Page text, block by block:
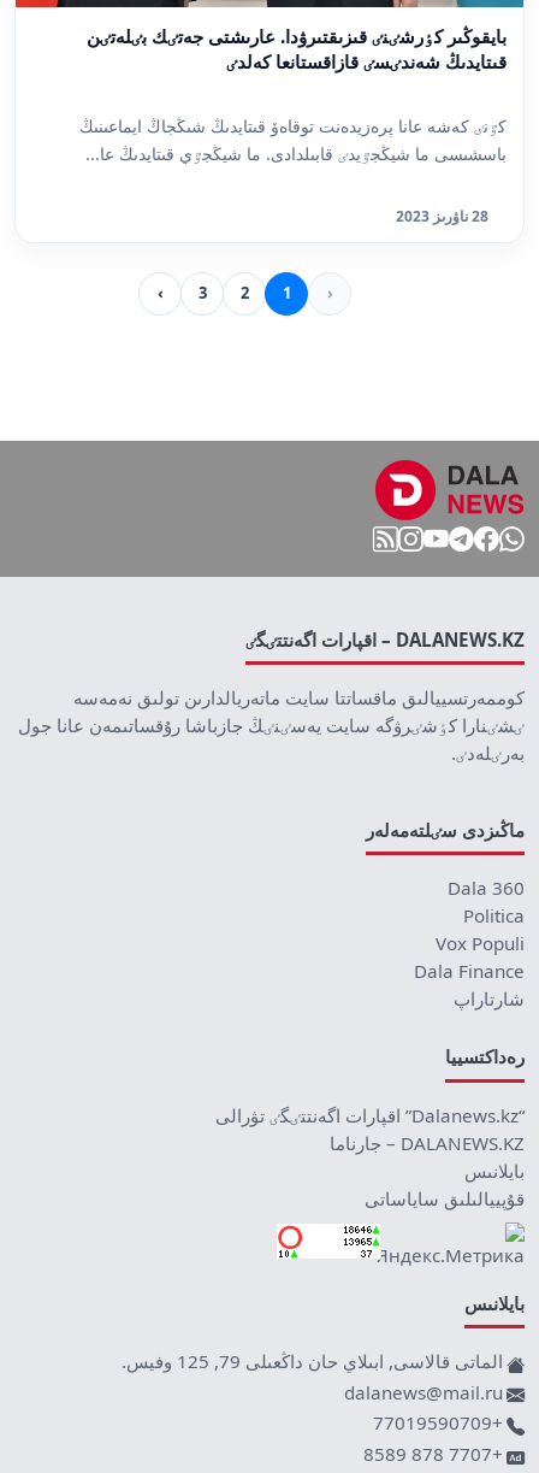
بايقوڭىر كٶرشٸنٸ قىزىقتىرۋدا. عارىشتى جەتٸك بٸلەتٸن
قىتايدىڭ شەندٸسٸ قازاقستانعا كەلدٸ
كٷنٸ كەشە عانا پرەزيدەنت توقاەۆ قىتايدىڭ شىڭجاڭ ايماعىنىڭ
باسشىسى ما شيڭجٷيدٸ قابىلدادى. ما شيڭجٷي قىتايدىڭ عا...
28 ناۋرىز 2023
‹
1
2
3
›
DALANEWS.KZ – اقپارات اگەنتتٸگٸ
كوممەرتسييالىق ماقساتتا سايت ماتەريالدارىن تولىق نەمەسە
ٸشٸنارا كٶشٸرۋگە سايت يەسٸنٸڭ جازباشا رۇقساتىمەن عانا جول
بەرٸلەدٸ.
ماڭىزدى سٸلتەمەلەر
Dala 360
Politica
Vox Populi
Dala Finance
شارتاراپ
رەداكتسييا
“Dalanews.kz” اقپارات اگەنتتٸگٸ تۋرالى
DALANEWS.KZ – جارناما
بايلانىس
قۇپييالىلىق ساياساتى
بايلانىس
الماتى قالاسى, ابىلاي حان داڭعىلى 79, 125 وفيس.
dalanews@mail.ru
+77019590709
+7707 878 8589